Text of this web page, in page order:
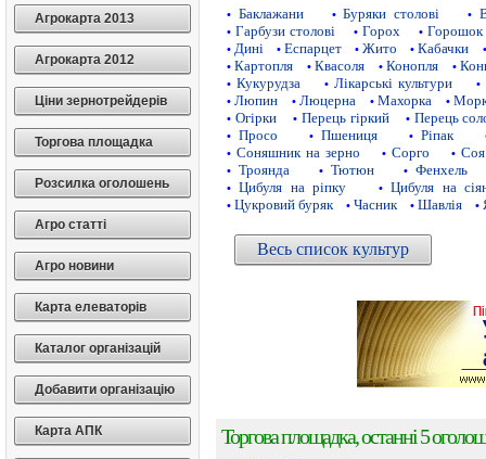
Агрокарта 2013
Агрокарта 2012
Ціни зернотрейдерів
Торгова площадка
Розсилка оголошень
Агро статті
Агро новини
Карта елеваторів
Каталог організацій
Добавити організацію
Карта АПК
• Баклажани • Буряки столові •
• Гарбузи столові • Горох • Горошок
• Дині • Еспарцет • Жито • Кабачки
•
• Картопля • Квасоля • Конопля •
• Кукурудза • Лікарські культури
•
• Люпин • Люцерна • Махорка •
• Огірки • Перець гіркий • Перець
• Просо • Пшениця • Ріпак
• Соняшник на зерно • Сорго • Соя
• Троянда • Тютюн • Фенхель
• Цибуля на ріпку • Цибуля на
• Цукровий буряк • Часник • Шавлія •
Весь список культур
Торгова площадка, останні 5